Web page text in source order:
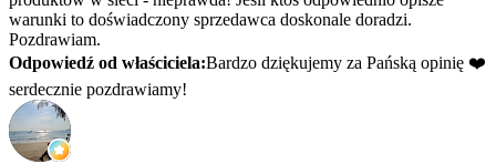
warunki to doświadczony sprzedawca doskonale doradzi.
Pozdrawiam.
Odpowiedź od właściciela:Bardzo dziękujemy za Pańską opinię ❤️
serdecznie pozdrawiamy!